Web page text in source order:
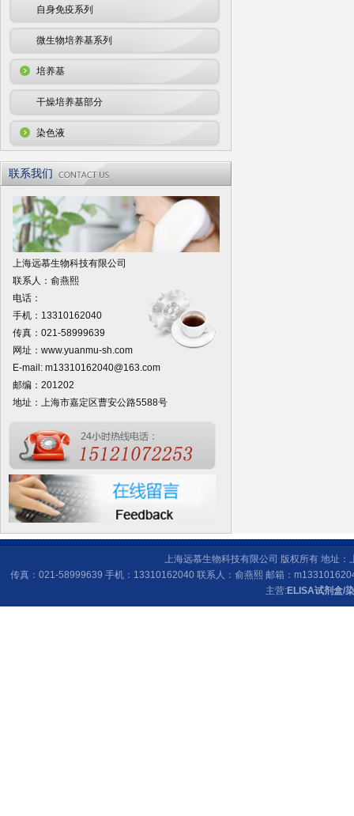
自身免疫系列
微生物培养基系列
培养基
干燥培养基部分
染色液
联系我们
上海远慕生物科技有限公司
联系人：俞燕熙
电话：
手机：13310162040
传真：021-58999639
网址： www.yuanmu-sh.com
E-mail: m13310162040@163.com
邮编：201202
地址：上海市嘉定区曹安公路5588号
上海远慕生物科技有限公司 版权所有 地址
传真：021-58999639 手机：13310162040 联系人：俞燕熙 邮箱：
主营:ELISA试剂盒/